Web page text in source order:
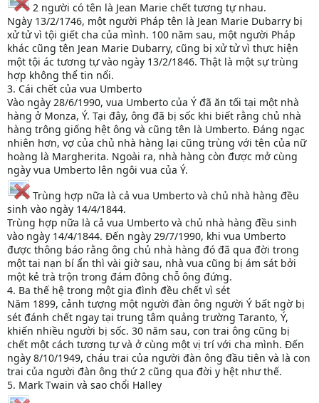
2 người có tên là Jean Marie chết tương tự nhau.
Ngày 13/2/1746, một người Pháp tên là Jean Marie Dubarry bị
xử tử vì tội giết cha của mình. 100 năm sau, một người Pháp
khác cũng tên Jean Marie Dubarry, cũng bị xử tử vì thực hiện
một tội ác tương tự vào ngày 13/2/1846. Thật là một sự trùng
hợp không thể tin nổi.
3. Cái chết của vua Umberto
Vào ngày 28/6/1990, vua Umberto của Ý đã ăn tối tại một nhà
hàng ở Monza, Ý. Tại đây, ông đã bị sốc khi biết rằng chủ nhà
hàng trông giống hệt ông và cũng tên là Umberto. Đáng ngạc
nhiên hơn, vợ của chủ nhà hàng lại cũng trùng với tên của nữ
hoàng là Margherita. Ngoài ra, nhà hàng còn được mở cùng
ngày vua Umberto lên ngôi vua của Ý.
Trùng hợp nữa là cả vua Umberto và chủ nhà hàng đều
sinh vào ngày 14/4/1844.
Trùng hợp nữa là cả vua Umberto và chủ nhà hàng đều sinh
vào ngày 14/4/1844. Đến ngày 29/7/1990, khi vua Umberto
được thông báo rằng ông chủ nhà hàng đó đã qua đời trong
một tai nạn bí ẩn thì vài giờ sau, nhà vua cũng bị ám sát bởi
một kẻ trà trộn trong đám đông chỗ ông đứng.
4. Ba thế hệ trong một gia đình đều chết vì sét
Năm 1899, cảnh tượng một người đàn ông người Ý bất ngờ bị
sét đánh chết ngay tại trung tâm quảng trường Taranto, Ý,
khiến nhiều người bị sốc. 30 năm sau, con trai ông cũng bị
chết một cách tương tự và ở cùng một vị trí với cha mình. Đến
ngày 8/10/1949, cháu trai của người đàn ông đầu tiên và là con
trai của người đàn ông thứ 2 cũng qua đời y hệt như thế.
5. Mark Twain và sao chổi Halley